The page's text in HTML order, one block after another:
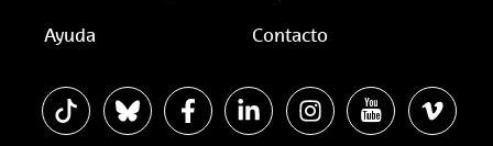
Ayuda Contacto
La EHU en Tiktok
La EHU en Bluesky
La EHU en Facebook
La EHU en Linkedin
La EHU en Instagram
La EHU en
La